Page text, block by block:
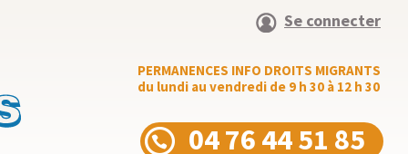
Se connecter
PERMANENCES INFO DROITS MIGRANTS
du lundi au vendredi de 9 h 30 à 12 h 30
04 76 44 51 85